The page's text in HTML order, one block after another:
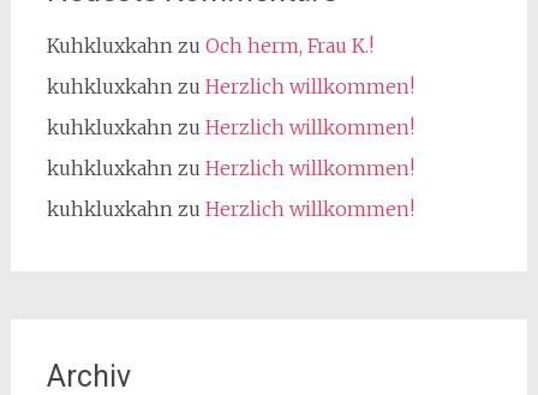
Kuhkluxkahnzu Och herm, Frau K.!
kuhkluxkahnzu Herzlich willkommen!
kuhkluxkahnzu Herzlich willkommen!
kuhkluxkahnzu Herzlich willkommen!
kuhkluxkahnzu Herzlich willkommen!
Archiv